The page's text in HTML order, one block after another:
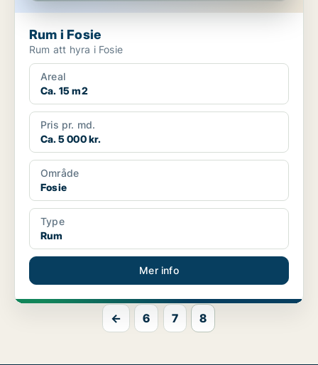
Rum i Fosie
Rum att hyra i Fosie
Areal
Ca. 15 m2
Pris pr. md.
Ca. 5 000 kr.
Område
Fosie
Type
Rum
Mer info
← 6 7 8